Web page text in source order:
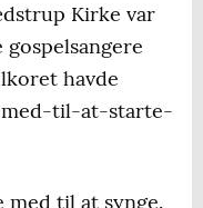
Kirke var
havde
til-at-starte-
med til at synge.